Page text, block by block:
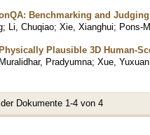
Benchmarking and
; Li, Chuqiao; Xie, Xianghui; Pons-
Plausible 3D Human-
Pradyumna; Xue, Yuxuan
Dokumente 1-4 von 4